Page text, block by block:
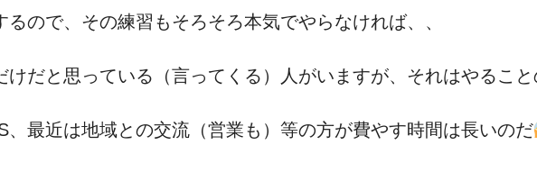
ので、その練習もそろそろ本気でやらなければ、、
けだと思っている（言ってくる）人がいますが、それはやるこ
、最近は地域との交流（営業も）等の方が費やす時間は長いのだ